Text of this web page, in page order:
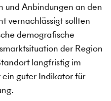
und Anbindungen an den
vernachlässigt sollten
demografische
der Region
langfristig im
ein guter Indikator für